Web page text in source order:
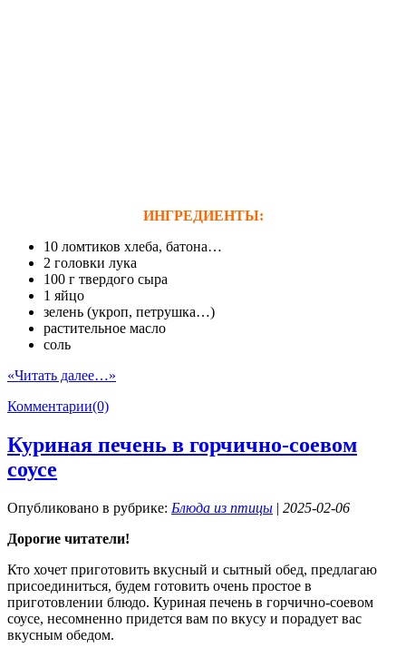
ИНГРЕДИЕНТЫ:
10 ломтиков хлеба, батона…
2 головки лука
100 г твердого сыра
1 яйцо
зелень (укроп, петрушка…)
растительное масло
соль
«Читать далее…»
Комментарии(0)
Куриная печень в горчично-соевом
соусе
Опубликовано в рубрике: Блюда из птицы | 2025-02-06
Дорогие читатели!
Кто хочет приготовить вкусный и сытный обед, предлагаю
присоединиться, будем готовить очень простое в
приготовлении блюдо. Куриная печень в горчично-соевом
соусе, несомненно придется вам по вкусу и порадует вас
вкусным обедом.